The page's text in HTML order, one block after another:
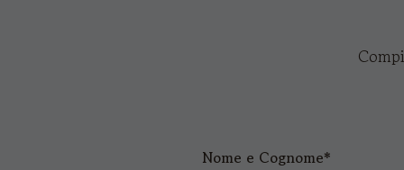
Nome e Cognome*